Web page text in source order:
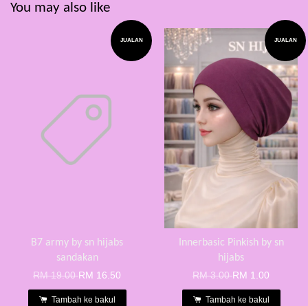
You may also like
JUALAN
B7 army by sn hijabs
sandakan
RM 19.00RM 16.50
Tambah ke bakul
JUALAN
Innerbasic Pinkish by sn
hijabs
RM 3.00RM 1.00
Tambah ke bakul